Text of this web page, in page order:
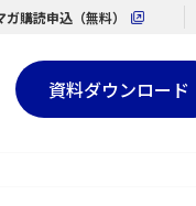
ガ購読申込（無料）
資料ダウンロード